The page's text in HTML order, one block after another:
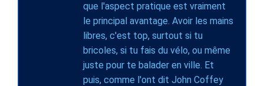
que l'aspect pratique est vraiment
le principal avantage. Avoir les mains
libres, c'est top, surtout si tu
bricoles, si tu fais du vélo, ou même
juste pour te balader en ville. Et
puis, comme l'ont dit John Coffey